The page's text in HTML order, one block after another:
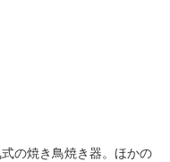
の焼き鳥焼き器。ほかの